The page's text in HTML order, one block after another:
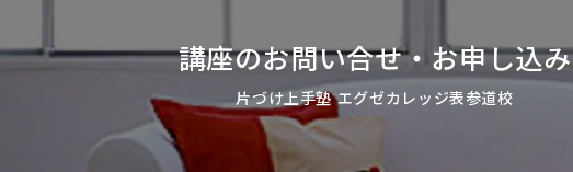
講座のお問い合せ・お申し込み
片づけ上手塾 エグゼカレッジ表参道校